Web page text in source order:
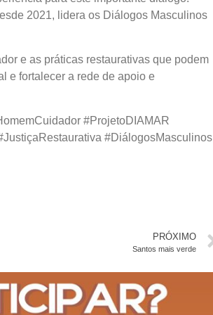
2021, lidera os Diálogos Masculinos
e as práticas restaurativas que podem
e fortalecer a rede de apoio e
#ProjetoDIAMAR
#DiálogosMasculinos
PRÓXIMO
Santos mais verde